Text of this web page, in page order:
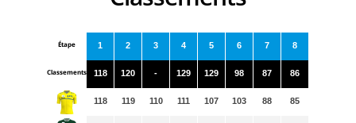
Étape
Classements
1
118
118
2
120
119
3
-
110
4
129
111
5
129
107
6
98
103
7
87
88
8
86
85